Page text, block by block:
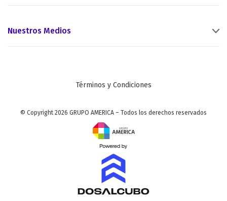
Nuestros Medios
Términos y Condiciones
© Copyright 2026 GRUPO AMERICA – Todos los derechos reservados